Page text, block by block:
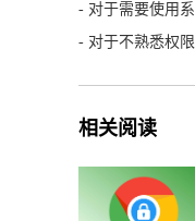
- 对于需要使用
- 对于不熟悉权
相关阅读